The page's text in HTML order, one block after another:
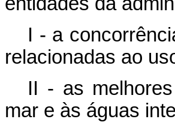
I - a
relacionadas ao
II - as
mar e às águas